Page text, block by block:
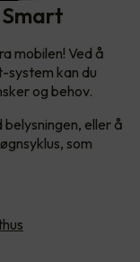
mobilen! Ved å
system kan du
og behov.
eller å
som